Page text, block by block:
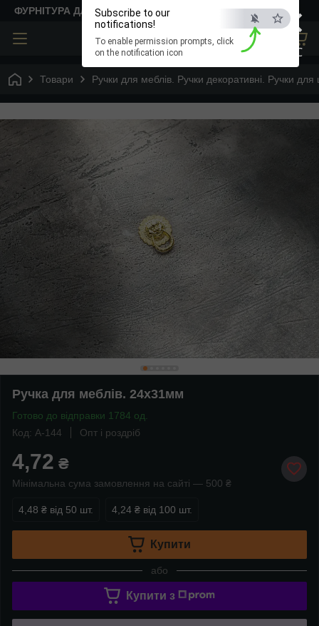
×
ESC
Subscribe to our
notifications!
To enable permission prompts, click
on the notification icon
ФУРНІТУРА ДЛЯ ТВОРЧОСТІ
Товари Ручки для меблів. Ручки декоративні. Ручки
Ручка для меблів. 24х31мм
Готово до відправки 1784 од.
Код: A-144
Опт і роздріб
4,72 ₴
Мінімальна сума замовлення на сайті — 500 ₴
4,48 ₴ від 50 шт. 4,24 ₴ від 100 шт.
Купити
або
Купити з